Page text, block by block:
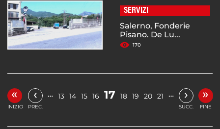
SERVIZI
Salerno, Fonderie
Pisano. De Lu...
170
«
INIZIO
‹
PREC.
… 13 14 15 16 17 18 19 20 21 … ›
SUCC.
»
FINE